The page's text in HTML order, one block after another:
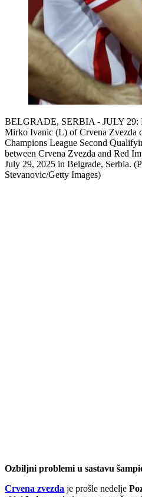
BELGRADE, SERBIA - JULY 29:
Mirko Ivanic (L) of Crvena Zvezda
Champions League Second
between Crvena Zvezda and Red
July 29, 2025 in Belgrade, Serbia.
Stevanovic/Getty Images)
Ozbiljni problemi u sastavu
Crvena zvezda je prošle nedelje